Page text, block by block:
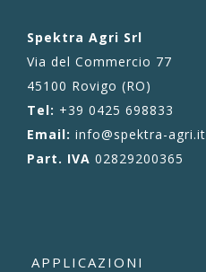
Spektra Agri Srl
Via del Commercio 77
45100 Rovigo (RO)
Tel: +39 0425 698833
Email: info@spektra-agri.it
Part. IVA 02829200365
APPLICAZIONI